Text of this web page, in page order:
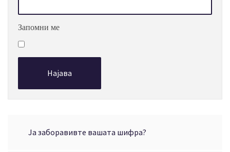
Запомни ме
Најава
Ја заборавивте вашата шифра?